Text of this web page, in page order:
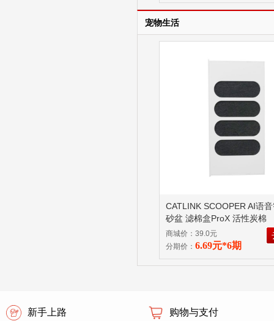
宠物生活
CATLINK SCOOPER AI语
砂盆 滤棉盒ProX 活性炭棉
商城价：39.0元
分期价： 6.69元*6期
新手上路 购物与支付